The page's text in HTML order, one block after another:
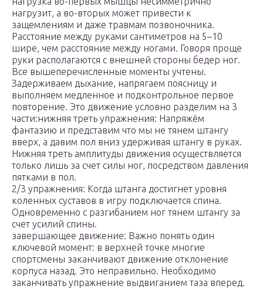
нагрузит, а во-вторых может привести к
защемлениям и даже травмам позвоночника.
Расстояние между руками сантиметров на 5–10
шире, чем расстояние между ногами. Говоря проще
руки располагаются с внешней стороны бедер ног.
Все вышеперечисленные моменты учтены.
Задерживаем дыхание, напрягаем поясницу и
выполняем медленное и подконтрольное первое
повторение. Это движение условно разделим на 3
части:нижняя треть упражнения: Напряжём
фантазию и представим что мы не тянем штангу
вверх, а давим пол вниз удерживая штангу в руках.
Нижняя треть амплитуды движения осуществляется
только лишь за счет силы ног, посредством давления
пятками в пол.
2/3 упражнения: Когда штанга достигнет уровня
коленных суставов в игру подключается спина.
Одновременно с разгибанием ног тянем штангу за
счет усилий спины.
завершающее движение: Важно понять один
ключевой момент: в верхней точке многие
спортсмены заканчивают движение отклонение
корпуса назад. Это неправильно. Необходимо
заканчивать упражнение выдвиганием таза вперед.